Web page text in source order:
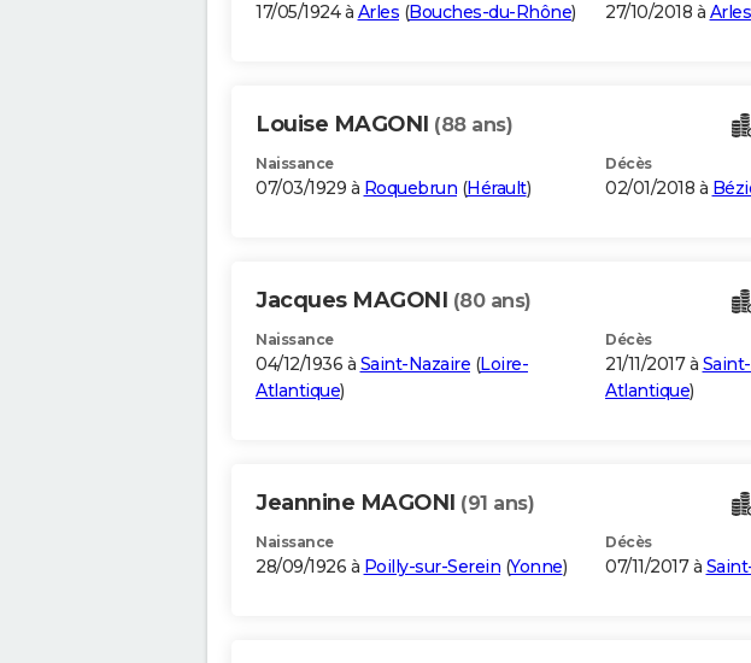
17/05/1924 à Arles (Bouches-du-Rhône) 27/10/2018 à Arles
Louise MAGONI (88 ans)
Naissance
07/03/1929 à Roquebrun (Hérault)
Décès
02/01/2018 à
Jacques MAGONI (80 ans)
Naissance
04/12/1936 à Saint-Nazaire (Loire-
Atlantique)
Décès
21/11/2017 à
Atlantique)
Jeannine MAGONI (91 ans)
Naissance
28/09/1926 à Poilly-sur-Serein (Yonne)
Décès
07/11/2017 à